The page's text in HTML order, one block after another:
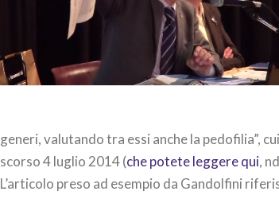
generi, valutando tra essi anche la pedofilia”,
scorso 4 luglio 2014 (che potete leggere qui,
L’articolo preso ad esempio da Gandolfini